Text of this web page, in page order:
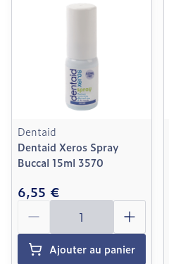
Dentaid
Dentaid Xeros Spray
Buccal 15ml 3570
6,55 €
Quantité
Ajouter au panier